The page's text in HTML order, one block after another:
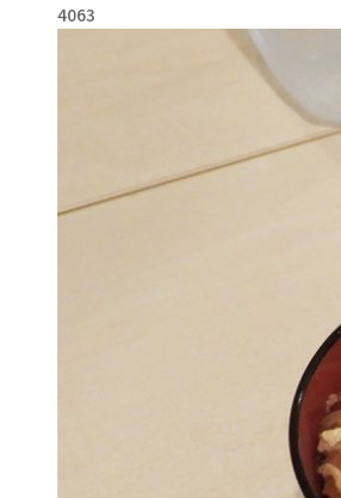
4063